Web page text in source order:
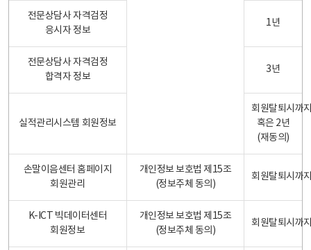
전문상담사 자격검정
응시자 정보
1년
전문상담사 자격검정
합격자 정보
3년
실적관리시스템 회원정보
회원탈퇴시까
혹은 2년
(재동의)
손말이음센터 홈페이지
회원관리
개인정보 보호법 제15조
(정보주체 동의)
회원탈퇴시까
K-ICT 빅데이터센터
회원정보
개인정보 보호법 제15조
(정보주체 동의)
회원탈퇴시까